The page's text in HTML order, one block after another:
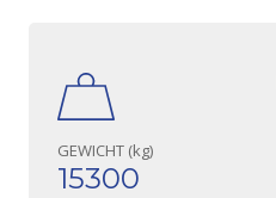
GEWICHT (kg)
15300